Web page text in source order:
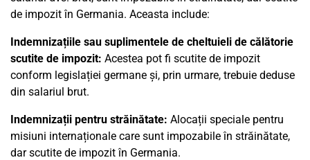
de impozit în Germania. Aceasta include:
Indemnizațiile sau suplimentele de cheltuieli de călătorie
scutite de impozit: Acestea pot fi scutite de impozit
conform legislației germane și, prin urmare, trebuie deduse
din salariul brut.
Indemnizații pentru străinătate: Alocații speciale pentru
misiuni internaționale care sunt impozabile în străinătate,
dar scutite de impozit în Germania.